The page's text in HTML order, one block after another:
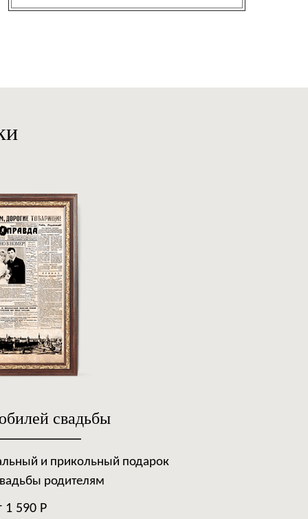
свадьбы
и прикольный подарок
родителям
1 590 Р